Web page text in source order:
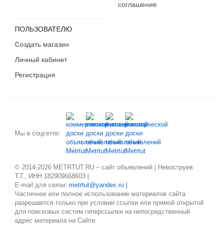
соглашение
ПОЛЬЗОВАТЕЛЮ
Создать магазин
Личный кабинет
Регистрация
Мы в соцсетях:
© 2014-2026 METRTUT.RU – сайт объявлений | Невоструев
Т.Г., ИНН 182909668603 |
E-mail для связи: metrtut@yandex.ru |
Частичное или полное использование материалов сайта
разрешается только при условии ссылки или прямой открытой
для поисковых систем гиперссылки на непосредственный
адрес материала на Сайте.